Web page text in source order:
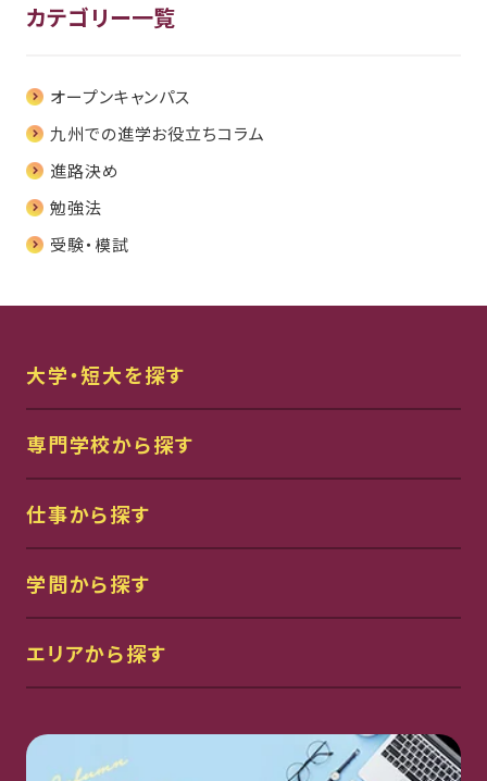
カテゴリー一覧
オープンキャンパス
九州での進学お役立ちコラム
進路決め
勉強法
受験・模試
大学・短大を探す
専門学校から探す
仕事から探す
学問から探す
エリアから探す